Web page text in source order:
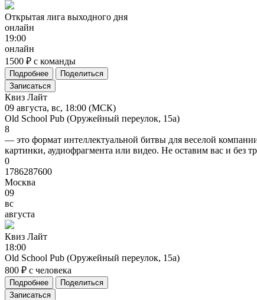
Открытая лига выходного дня
онлайн
19:00
онлайн
1500 ₽ с команды
Подробнее
Поделиться
Записаться
Квиз Лайт
09 августа, вс, 18:00 (МСК)
Old School Pub (Оружейный переулок, 15а)
8
— это формат интеллектуальной битвы для веселой
картинки, аудиофрагмента или видео. Не оставим вас и без
0
1786287600
Москва
09
вс
августа
Квиз Лайт
18:00
Old School Pub (Оружейный переулок, 15а)
800 ₽ с человека
Подробнее
Поделиться
Записаться